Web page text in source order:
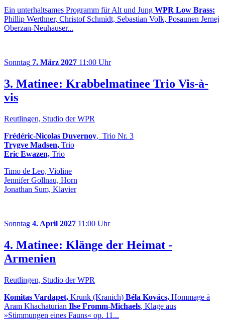
Ein unterhaltsames Programm für Alt und Jung WPR Low Brass:
Phillip Werthner, Christof Schmidt, Sebastian Volk, Posaunen Jernej
Oberzan-Neuhauser...
Sonntag 7. März 2027 11:00 Uhr
3. Matinee: Krabbelmatinee Trio Vis-à-
vis
Reutlingen, Studio der WPR
Frédéric-Nicolas Duvernoy, Trio Nr. 3
Trygve Madsen, Trio
Eric Ewazen, Trio
Timo de Leo, Violine
Jennifer Gollnau, Horn
Jonathan Sum, Klavier
Sonntag 4. April 2027 11:00 Uhr
4. Matinee: Klänge der Heimat -
Armenien
Reutlingen, Studio der WPR
Komitas Vardapet, Krunk (Kranich) Béla Kovács, Hommage à
Aram Khachaturian Ilse Fromm-Michaels, Klage aus
»Stimmungen eines Fauns« op. 11...